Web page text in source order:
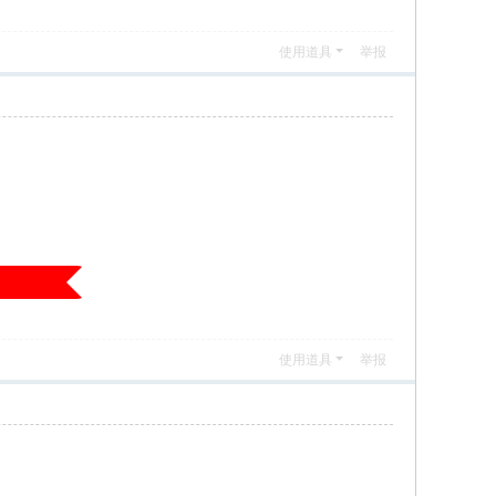
使用道具 举报
使用道具 举报